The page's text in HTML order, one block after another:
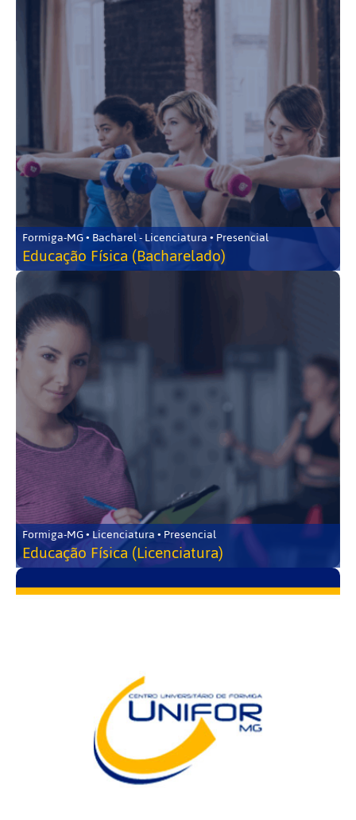
Formiga-MG • Bacharel - Licenciatura • Presencial
Educação Física (Bacharelado)
Formiga-MG • Licenciatura • Presencial
Educação Física (Licenciatura)